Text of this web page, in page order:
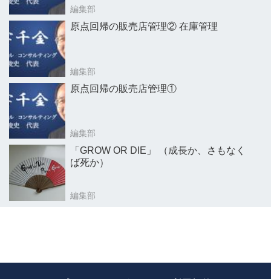
編集部
原点回帰の販売店管理② 在庫管理
編集部
原点回帰の販売店管理①
編集部
「GROW OR DIE」 （成長か、さもなく
ば死か）
編集部